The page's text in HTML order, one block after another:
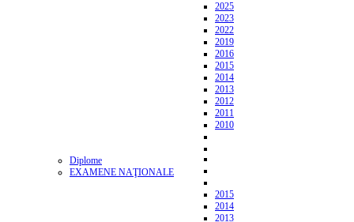
2025
2023
2022
2019
2016
2015
2014
2013
2012
2011
2010
Diplome
EXAMENE NAŢIONALE
2015
2014
2013